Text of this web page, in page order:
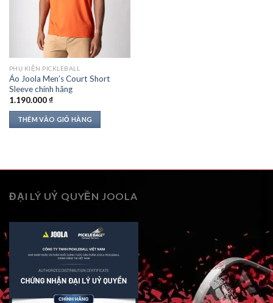
PHỤ KIỆN PICKLEBALL
Áo Joola Men’s Court Short
Sleeve chính hãng
1.190.000₫
THÊM VÀO GIỎ HÀNG
ĐẠI LÝ UỶ QUYỀN JOOLA